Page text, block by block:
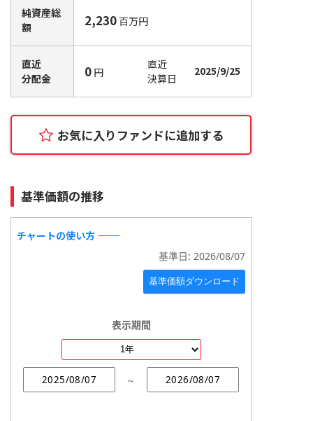
純資産総
額
2,230百万円
直近
分配金
0 円
直近
決算日
2025/9/25
お気に入りファンドに追加する
基準価額の推移
チャートの使い方